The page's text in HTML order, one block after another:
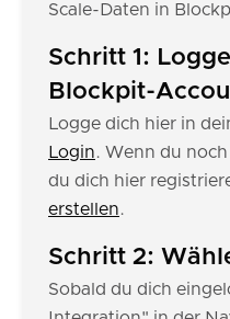
Scale-Daten in
Schritt 1:
Blockpit-
Logge dich hier in
Login. Wenn du
du dich hier
erstellen.
Schritt 2:
Sobald du dich